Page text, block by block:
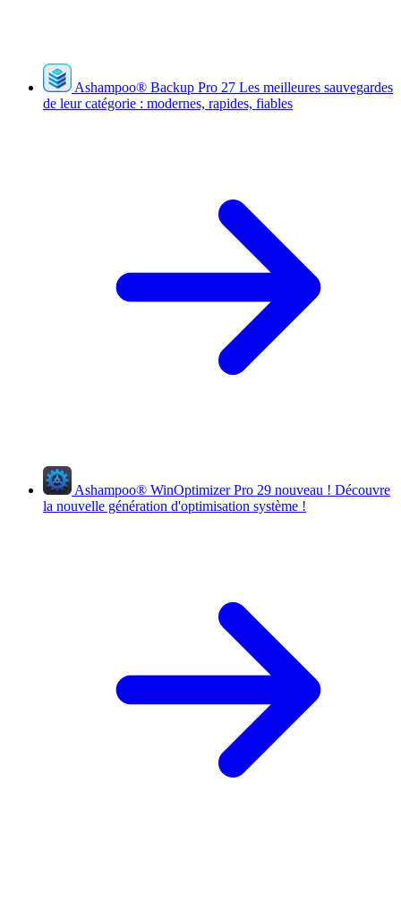
Ashampoo® Backup Pro 27 Les meilleures sauvegardes
de leur catégorie : modernes, rapides, fiables
Ashampoo® WinOptimizer Pro 29 nouveau ! Découvre
la nouvelle génération d'optimisation système !